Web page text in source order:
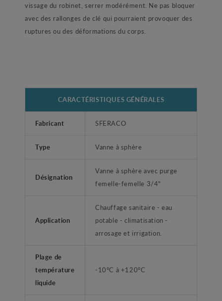
vissage du robinet, serrer modérément. Ne pas bloquer
avec des rallonges de clé qui pourraient provoquer des
ruptures ou des déformations du corps.
CARACTÉRISTIQUES GÉNÉRALES
Fabricant SFERACO
Type Vanne à sphère
Désignation
Vanne à sphère avec purge
femelle-femelle 3/4"
Application
Chauffage sanitaire - eau
potable - climatisation -
arrosage et irrigation.
Plage de
température
liquide
-10°C à +120°C